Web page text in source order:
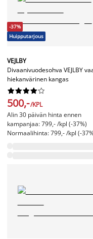
-37%
Huipputarjous
VEJLBY
Divaanivuodesohva VEJLBY
hiekanvärinen kangas






500,-/KPL
Alin 30 päivän hinta ennen
kampanjaa: 799,- /kpl (-37%)
Normaalihinta: 799,- /kpl (-